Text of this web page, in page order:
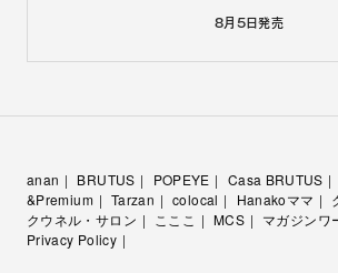
8月5日発売
anan BRUTUS POPEYE Casa BRUTUS
&Premium
Tarzan colocal Hanakoママ
クウネル・サロン
こここ MCS マガジンワ
Privacy Policy